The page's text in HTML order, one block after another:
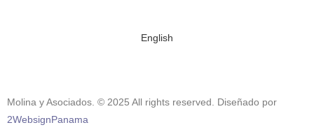
English
Molina y Asociados. © 2025 All rights reserved. Diseñado por
2WebsignPanama